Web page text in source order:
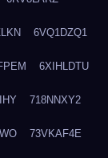
6VQ1DZQ1
6XIHLDTU
718NNXY2
73VKAF4E